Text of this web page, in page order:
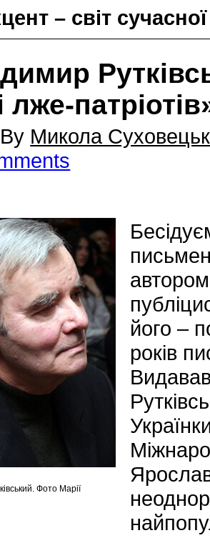
– світ
лже-
Микола
Фото Марії
його –
років